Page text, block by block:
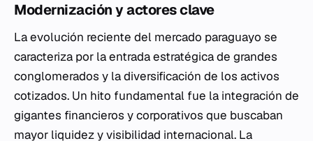
Modernización y actores clave
La evolución reciente del mercado paraguayo se
caracteriza por la entrada estratégica de grandes
conglomerados y la diversificación de los activos
cotizados. Un hito fundamental fue la integración de
gigantes financieros y corporativos que buscaban
mayor liquidez y visibilidad internacional. La